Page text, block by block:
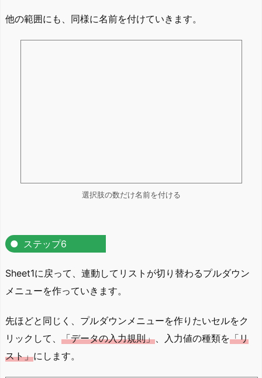
他の範囲にも、同様に名前を付けていきます。
選択肢の数だけ名前を付ける
ステップ6
Sheet1に戻って、連動してリストが切り替わるプルダウン
メニューを作っていきます。
先ほどと同じく、プルダウンメニューを作りたいセルをク
リックして、 「データの入力規則」、入力値の種類を「リ
スト」にします。